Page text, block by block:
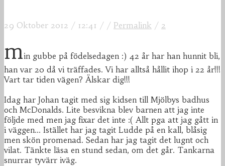
29 Oktober 2012 / 12:41 / / Permalink / 2
min gubbe på födelsedagen :) 42 år har han hunnit bli,
han var 20 då vi träffades. Vi har alltså hållit ihop i 22 år!!!
Vart tar tiden vägen? Älskar dig!!!
Idag har Johan tagit med sig kidsen till Mjölbys badhus
och McDonalds. Lite besvikna blev barnen att jag inte
följde med men jag fixar det inte :( Allt pga att jag gått in
i väggen... Istället har jag tagit Ludde på en kall, blåsig
men skön promenad. Sedan har jag tagit det lugnt och
vilat. Tänkte läsa en stund sedan, om det går. Tankarna
snurrar tyvärr iväg.